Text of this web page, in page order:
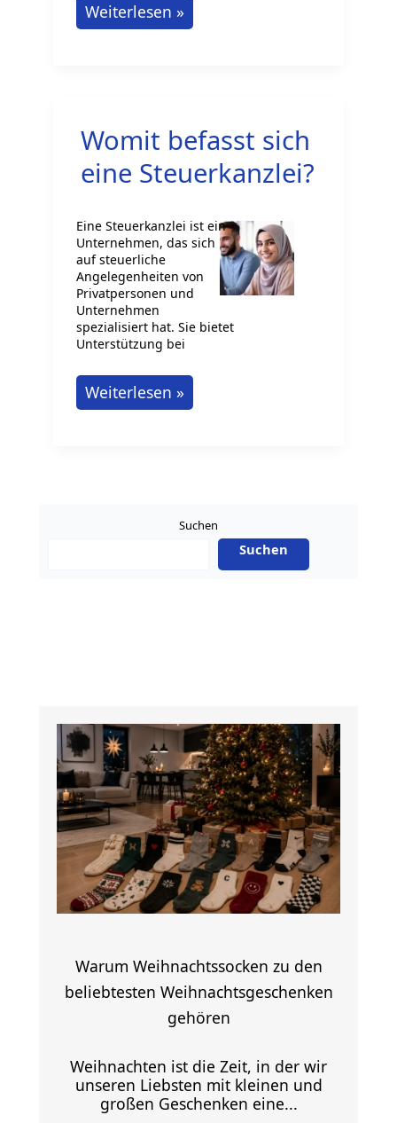
Aufgaben
eines
steckt
wirklich
Weiterlesen »
Womit befasst sich
eine Steuerkanzlei?
Eine Steuerkanzlei ist ein
Unternehmen, das sich
auf steuerliche
Angelegenheiten von
Privatpersonen und
Unternehmen
spezialisiert hat. Sie bietet
Unterstützung bei
Womit
befasst
Weiterlesen »
Suchen
Suchen
Warum Weihnachtssocken zu den
beliebtesten Weihnachtsgeschenken
gehören
Weihnachten ist die Zeit, in der wir
unseren Liebsten mit kleinen und
großen Geschenken eine...